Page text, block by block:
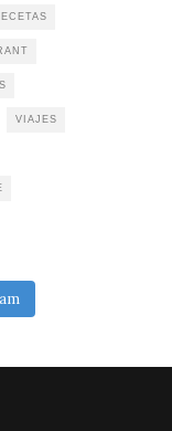
VIAJES